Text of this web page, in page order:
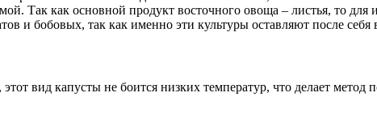
Так как основной продукт восточного овоща – листья, то
и бобовых, так как именно эти культуры оставляют после себя
вид капусты не боится низких температур, что делает метод